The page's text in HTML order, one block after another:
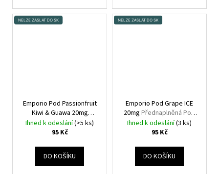
NELZE ZASLAT DO SK
Emporio Pod Passionfruit
Kiwi & Guawa 20mg
Přednaplněná Pod
Cartridge
Ihned k odeslání(>5 ks)
95 Kč
DO KOŠÍKU
NELZE ZASLAT DO SK
Emporio Pod Grape ICE
20mg Přednaplněná Pod
Cartridge
Ihned k odeslání(3 ks)
95 Kč
DO KOŠÍKU